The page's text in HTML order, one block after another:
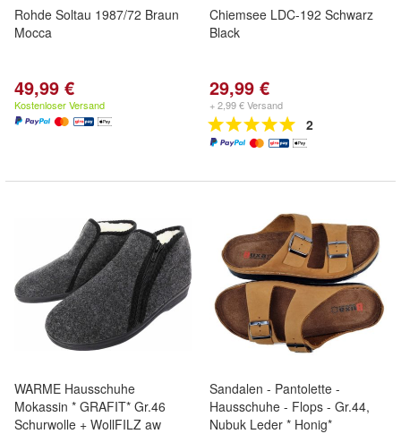
Rohde Soltau 1987/72 Braun
Mocca
49,99 €
Kostenloser Versand
Chiemsee LDC-192 Schwarz
Black
29,99 €
+ 2,99 € Versand
2
WARME Hausschuhe
Mokassin * GRAFIT* Gr.46
Schurwolle + WollFILZ aw
Sandalen - Pantolette -
Hausschuhe - Flops - Gr.44,
Nubuk Leder * Honig*